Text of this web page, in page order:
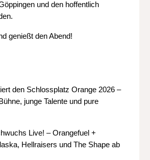
und den hoffentlich
genießt den Abend!
den Schlossplatz Orange 2026 –
junge Talente und pure
Live! – Orangefuel +
Hellraisers und The Shape ab